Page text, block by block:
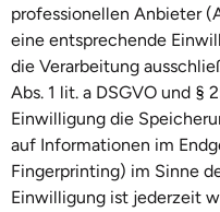
professionellen Anbieter
eine entsprechende
die Verarbeitung
Abs. 1 lit. a DSGVO und §
Einwilligung die
auf Informationen im
Fingerprinting) im Sinne
Einwilligung ist jederzeit